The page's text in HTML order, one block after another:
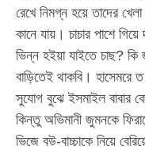
রেখে নিমগ্ন হয়ে তাদের
কানে যায়। চাচার পাশে
ভিন্ন হইয়া যাইতে চাছ?
বাড়িতেই থাকবি।
সুযোগ বুঝে ইসমাইল বাবার
কিন্তু অভিমানী জুমনকে
ভিজে বউ-বাচ্চাকে নিয়ে